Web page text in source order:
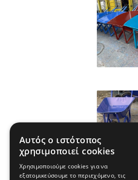
Αυτός ο ιστότοπος
χρησιμοποιεί cookies
Χρησιμοποιούμε cookies για να
εξατομικεύσουμε το περιεχόμενο, τις